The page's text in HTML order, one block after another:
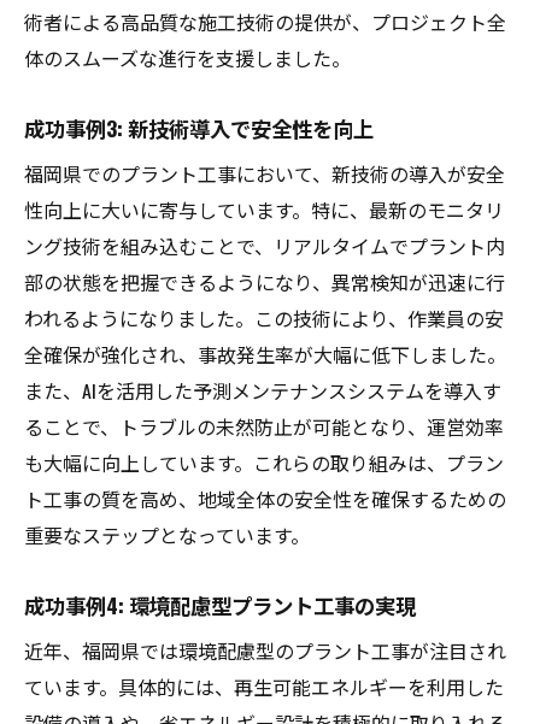
術者による高品質な施工技術の提供が、プロジェクト全
体のスムーズな進行を支援しました。
成功事例3: 新技術導入で安全性を向上
福岡県でのプラント工事において、新技術の導入が安全
性向上に大いに寄与しています。特に、最新のモニタリ
ング技術を組み込むことで、リアルタイムでプラント内
部の状態を把握できるようになり、異常検知が迅速に行
われるようになりました。この技術により、作業員の安
全確保が強化され、事故発生率が大幅に低下しました。
また、AIを活用した予測メンテナンスシステムを導入す
ることで、トラブルの未然防止が可能となり、運営効率
も大幅に向上しています。これらの取り組みは、プラン
ト工事の質を高め、地域全体の安全性を確保するための
重要なステップとなっています。
成功事例4: 環境配慮型プラント工事の実現
近年、福岡県では環境配慮型のプラント工事が注目され
ています。具体的には、再生可能エネルギーを利用した